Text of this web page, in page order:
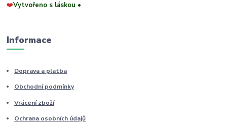
❤️Vytvořeno s láskou •
Informace
Doprava a platba
Obchodní podmínky
Vrácení zboží
Ochrana osobních údajů